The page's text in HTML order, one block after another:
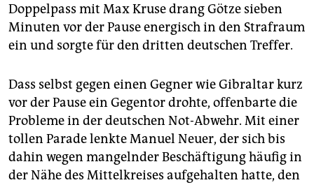
Doppelpass mit Max Kruse drang Götze sieben
Minuten vor der Pause energisch in den Strafraum
ein und sorgte für den dritten deutschen Treffer.
Dass selbst gegen einen Gegner wie Gibraltar kurz
vor der Pause ein Gegentor drohte, offenbarte die
Probleme in der deutschen Not-Abwehr. Mit einer
tollen Parade lenkte Manuel Neuer, der sich bis
dahin wegen mangelnder Beschäftigung häufig in
der Nähe des Mittelkreises aufgehalten hatte, den